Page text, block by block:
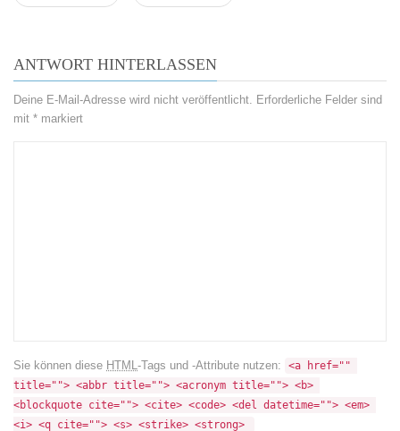
ANTWORT HINTERLASSEN
Deine E-Mail-Adresse wird nicht veröffentlicht. Erforderliche Felder sind
mit * markiert
Sie können diese HTML-Tags und -Attribute nutzen:
<a href=""
title=""> <abbr title=""> <acronym title=""> <b>
<blockquote cite=""> <cite> <code> <del datetime=""> <em>
<i> <q cite=""> <s> <strike> <strong>